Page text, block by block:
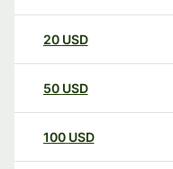
20 USD
50 USD
100 USD